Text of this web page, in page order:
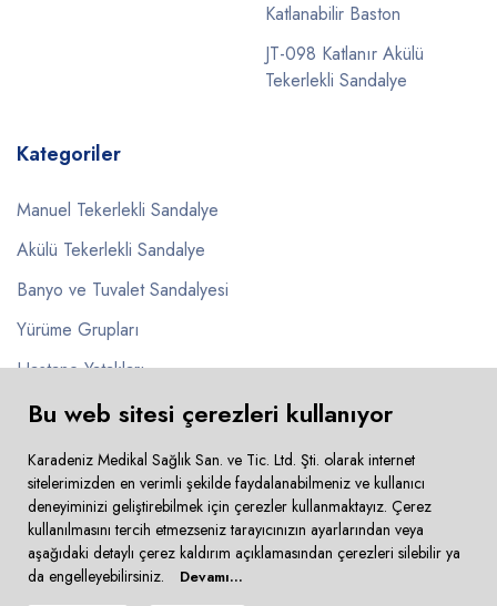
Katlanabilir Baston
JT-098 Katlanır Akülü
Tekerlekli Sandalye
Kategoriler
Manuel Tekerlekli Sandalye
Akülü Tekerlekli Sandalye
Banyo ve Tuvalet Sandalyesi
Yürüme Grupları
Hastane Yatakları
Pusetler
Copyright © 2024 Karadeniz Medikal. Tüm Hakkı Saklıdır
Bu web sitesi çerezleri kullanıyor
Karadeniz Medikal Sağlık San. ve Tic. Ltd. Şti. olarak internet
sitelerimizden en verimli şekilde faydalanabilmeniz ve kullanıcı
deneyiminizi geliştirebilmek için çerezler kullanmaktayız. Çerez
kullanılmasını tercih etmezseniz tarayıcınızın ayarlarından veya
aşağıdaki detaylı çerez kaldırım açıklamasından çerezleri silebilir ya
da engelleyebilirsiniz.
Devamı...